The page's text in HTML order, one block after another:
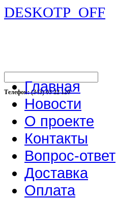
DESKOTP_OFF
Телефон: (343) 03 22 120
Главная
Новости
О проекте
Контакты
Вопрос-ответ
Доставка
Оплата